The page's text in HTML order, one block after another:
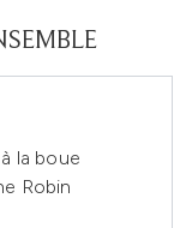
la boue
Robin